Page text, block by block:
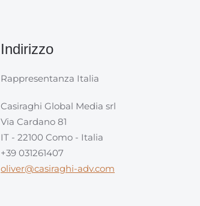
Indirizzo
Rappresentanza Italia
Casiraghi Global Media srl
Via Cardano 81
IT - 22100 Como - Italia
+39 031261407
oliver@casiraghi-adv.com